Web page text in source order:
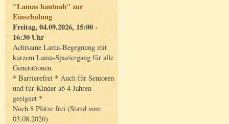
"Lamas hautnah" zur
Einschulung
Freitag, 04.09.2026, 15:00 -
16:30 Uhr
Achtsame Lama-Begegnung mit
kurzem Lama-Spaziergang für alle
Generationen.
* Barrierefrei * Auch für Senioren
und für Kinder ab 4 Jahren
geeignet *
Noch 8 Plätze frei (Stand vom
03.08.2026)